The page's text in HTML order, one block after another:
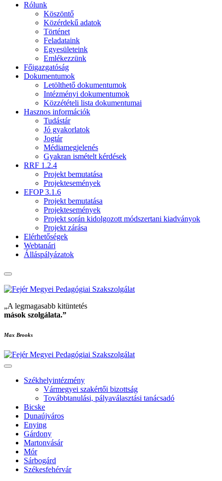
Rólunk
Köszöntő
Közérdekű adatok
Történet
Feladataink
Egyesületeink
Emlékezzünk
Főigazgatóság
Dokumentumok
Letölthető dokumentumok
Intézményi dokumentumok
Közzétételi lista dokumentumai
Hasznos információk
Tudástár
Jó gyakorlatok
Jogtár
Médiamegjelenés
Gyakran ismételt kérdések
RRF 1.2.4
Projekt bemutatása
Projektesemények
EFOP 3.1.6
Projekt bemutatása
Projektesemények
Projekt során kidolgozott módszertani kiadványok
Projekt zárása
Elérhetőségek
Webtanári
Álláspályázatok
„A legmagasabb kitüntetés
mások szolgálata.”
Max Brooks
Székhelyintézmény
Vármegyei szakértői bizottság
Továbbtanulási, pályaválasztási tanácsadó
Bicske
Dunaújváros
Enying
Gárdony
Martonvásár
Mór
Sárbogárd
Székesfehérvár